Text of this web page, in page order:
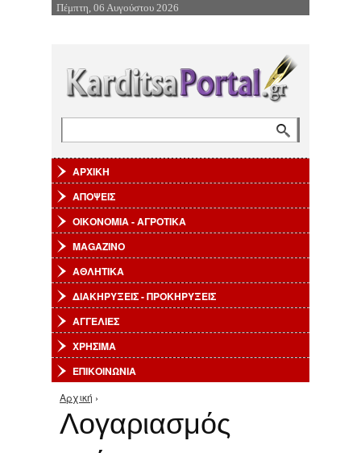
Επιστροφή στην Πλοήγηση
Πέμπτη, 06 Αυγούστου 2026
ΑΡΧΙΚΗ
ΑΠΟΨΕΙΣ
ΟΙΚΟΝΟΜΙΑ - ΑΓΡΟΤΙΚΑ
MAGAZINO
ΑΘΛΗΤΙΚΑ
ΔΙΑΚΗΡΥΞΕΙΣ - ΠΡΟΚΗΡΥΞΕΙΣ
ΑΓΓΕΛΙΕΣ
ΧΡΗΣΙΜΑ
ΕΠΙΚΟΙΝΩΝΙΑ
Είστε εδώ
Αρχική ›
Λογαριασμός